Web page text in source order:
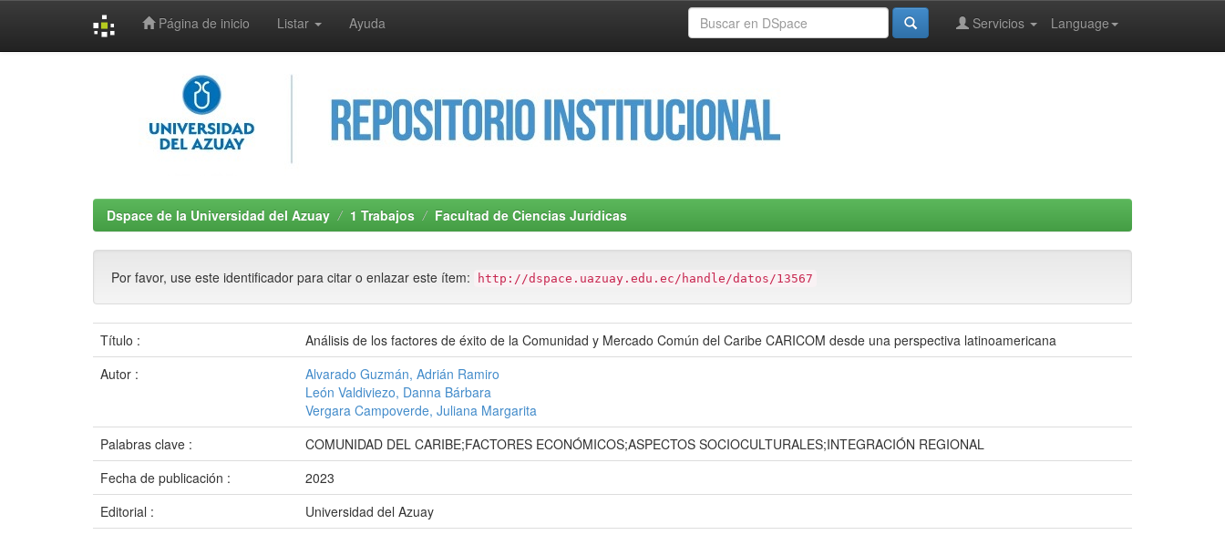
Página de inicio Listar Ayuda Language
Servicios
Dspace de la Universidad del Azuay 1 Trabajos Facultad de Ciencias Jurídicas
Por favor, use este identificador para citar o enlazar este ítem: http://dspace.uazuay.edu.ec/handle/datos/13567
Título :
Análisis de los factores de éxito de la Comunidad y Mercado Común del Caribe CARICOM desde una perspectiva latinoamericana
Autor :
Alvarado Guzmán, Adrián Ramiro
León Valdiviezo, Danna Bárbara
Vergara Campoverde, Juliana Margarita
Palabras clave :
COMUNIDAD DEL CARIBE;FACTORES ECONÓMICOS;ASPECTOS SOCIOCULTURALES;INTEGRACIÓN REGIONAL
Fecha de publicación :
2023
Editorial :
Universidad del Azuay